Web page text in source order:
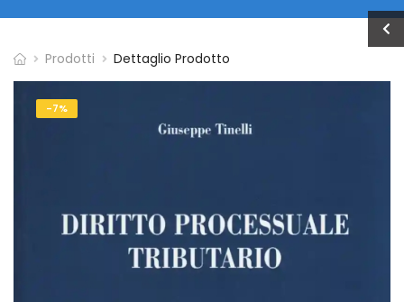
Prodotti Dettaglio Prodotto
-7%